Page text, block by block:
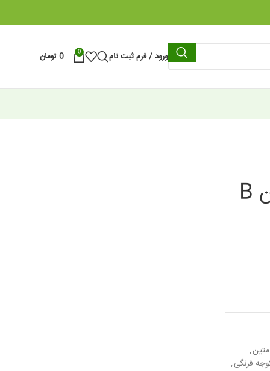
ورود / فرم ثبت نام 0
0 تومان
بذر گوجه فرنگی سوپر استرین B
,
فرنگی,